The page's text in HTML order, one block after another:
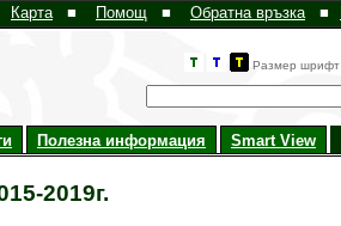
Карта ■ Помощ ■ Обратна връзка ■
Размер шрифт
Полезна информация Smart View
2019г.